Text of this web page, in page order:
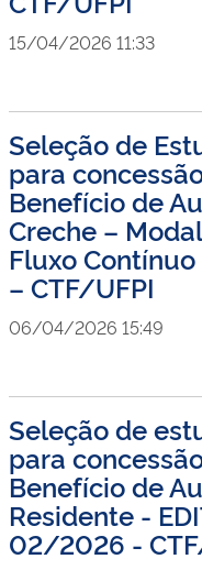
15/04/2026 11:33
Seleção de
para
Benefício de
Creche –
Fluxo
– CTF/UFPI
06/04/2026 15:49
Seleção de
para
Benefício de
Residente -
02/2026 -